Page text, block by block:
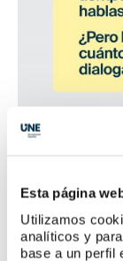
Esta página
Utilizamos
analíticos y
base a un perfil